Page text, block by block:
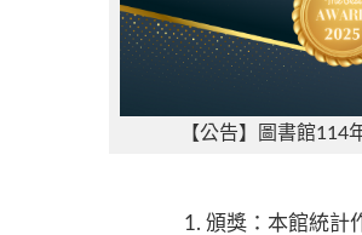
【公告】圖書館114
頒獎：本館統計